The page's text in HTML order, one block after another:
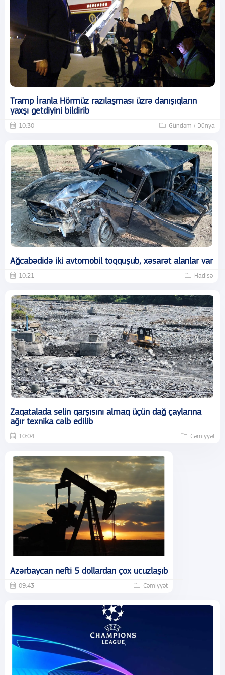
Tramp İranla Hörmüz razılaşması üzrə danışıqların
yaxşı getdiyini bildirib
10:30 Gündəm / Dünya
Ağcabədidə iki avtomobil toqquşub, xəsarət alanlar var
10:21 Hadisə
Zaqatalada selin qarşısını almaq üçün dağ çaylarına
ağır texnika cəlb edilib
10:04 Cəmiyyət
Azərbaycan nefti 5 dollardan çox ucuzlaşıb
09:43 Cəmiyyət